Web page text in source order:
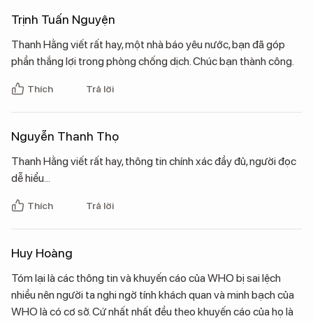
Trịnh Tuấn Nguyện
Thanh Hằng viết rất hay, một nhà báo yêu nước, bạn đã góp
phần thắng lợi trong phòng chống dịch. Chúc bạn thành công.
Thích Trả lời
Nguyễn Thanh Thọ
Thanh Hằng viết rất hay, thông tin chính xác đầy đủ, người đọc
dễ hiểu...
Thích Trả lời
Huy Hoàng
Tóm lại là các thông tin và khuyến cáo của WHO bị sai lệch
nhiều nên người ta nghi ngờ tính khách quan và minh bạch của
WHO là có cơ sở. Cứ nhất nhất đều theo khuyến cáo của họ là